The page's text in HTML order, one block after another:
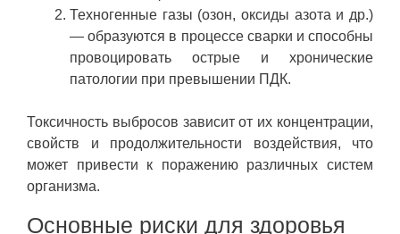
Техногенные газы (озон, оксиды азота и др.)
— образуются в процессе сварки и способны
провоцировать острые и хронические
патологии при превышении ПДК.
Токсичность выбросов зависит от их концентрации,
свойств и продолжительности воздействия, что
может привести к поражению различных систем
организма.
Основные риски для здоровья